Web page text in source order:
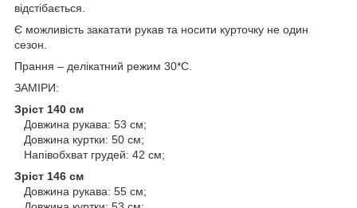
відстібається.
Є можливість закатати рукав та носити курточку не один
сезон.
Прання – делікатний режим 30*С.
ЗАМІРИ:
Зріст 140 см
Довжина рукава: 53 см;
Довжина куртки: 50 см;
Напівобхват грудей: 42 см;
Зріст 146 см
Довжина рукава: 55 см;